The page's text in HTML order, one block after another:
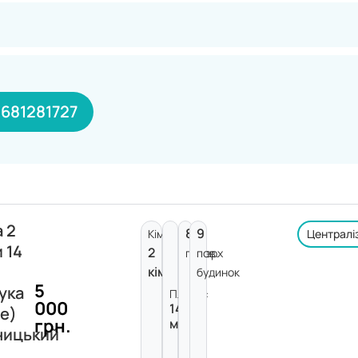
2
14
5
000
грн.
Кімнат:
2
кімнати
Площа:
14
м²
8
поверх
9
пов.
будинок